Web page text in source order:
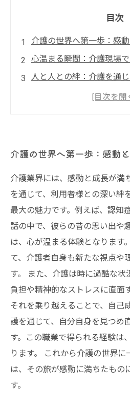
目次
介護の世界へ第一歩：感
心温まる瞬間：介護現場
人と人との絆：介護を通
困難との向き合い方：成
介護の魅力を再発見：感
へ
介護の世界へ第一歩：感動
介護業界には、感動と成長が満
を通じて、利用者様との深い絆
最大の魅力です。例えば、認知
話の中で、彼らの昔の思い出や
は、心が温まる体験となります
て、介護者自身も新たな視点や
す。 また、介護は時に過酷な状
負担や精神的なストレスに直面
それを乗り越えることで、自己
護を通じて、自分自身を見つめ
す。この職業で得られる経験は
ります。 これから介護の世界
は、その旅が感動に満ちたもの
す。